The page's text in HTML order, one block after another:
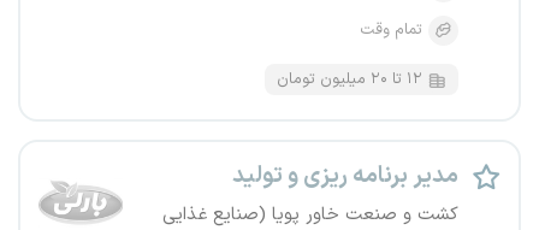
تمام وقت
۱۲ تا ۲۰ میلیون تومان
مدیر برنامه ریزی و تولید
کشت و صنعت خاور پویا (صنایع غذایی